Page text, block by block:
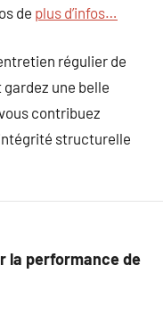
de plus d’infos…
régulier de
une belle
contribuez
structurelle
la performance de